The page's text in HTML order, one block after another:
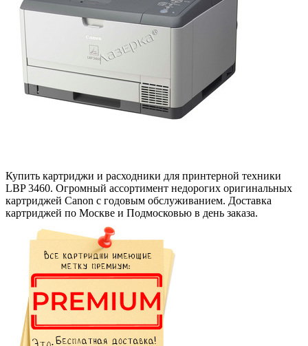
Купить картриджи и расходники для принтерной техники
LBP 3460. Огромный ассортимент недорогих оригинальных
картриджей Canon с годовым обслуживанием. Доставка
картриджей по Москве и Подмосковью в день заказа.